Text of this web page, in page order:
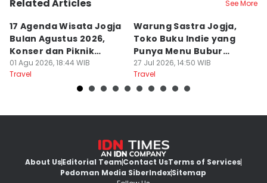
Related Articles See More
17 Agenda Wisata Jogja
Bulan Agustus 2026,
Konser dan Piknik
Literasi
01 Agu 2026, 18:44 WIB
Travel
Warung Sastra Jogja,
Toko Buku Indie yang
Punya Menu Bubur
Manado
27 Jul 2026, 14:50 WIB
Travel
About UsEditorial TeamContact UsTerms of Services
Pedoman Media SiberIndexSitemap